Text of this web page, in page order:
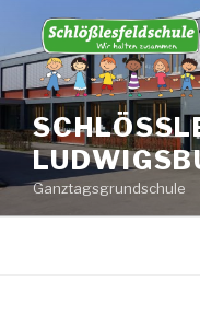
springen
Ganztagsgrundschule